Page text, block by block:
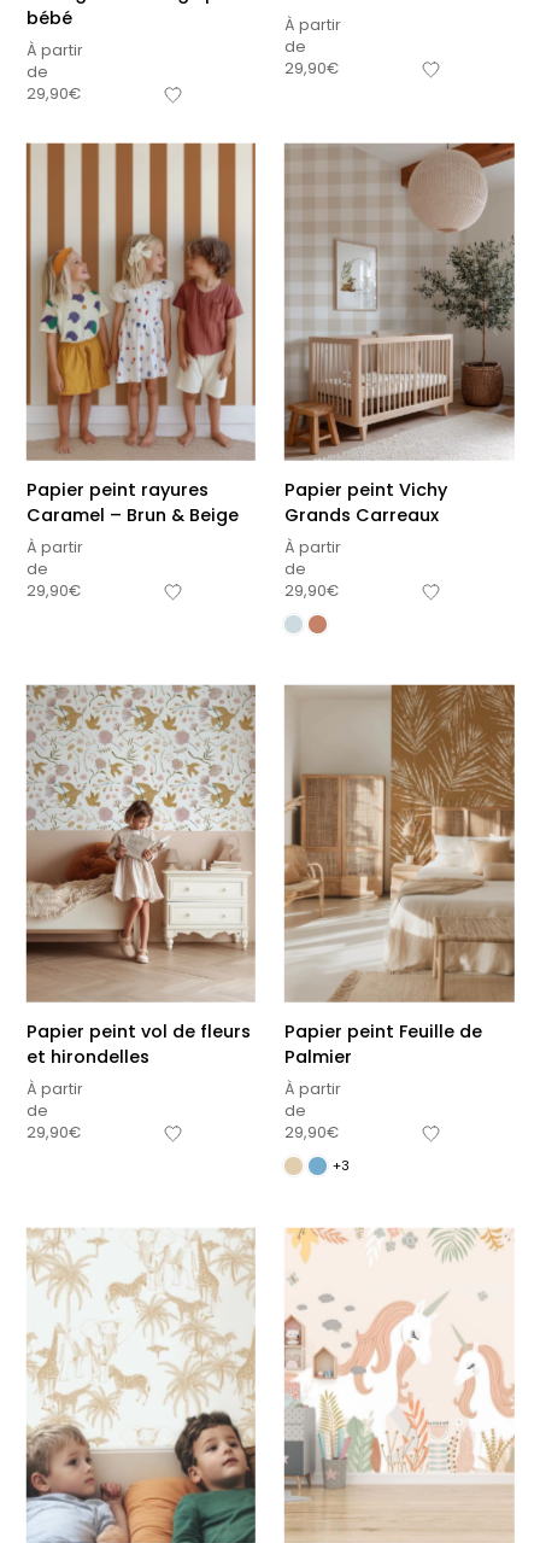
bébé
À partir
de
29,90€
À partir
de
29,90€
Papier peint rayures
Caramel – Brun & Beige
À partir
de
29,90€
Papier peint Vichy
Grands Carreaux
À partir
de
29,90€
Papier peint vol de fleurs
et hirondelles
À partir
de
29,90€
Papier peint Feuille de
Palmier
À partir
de
29,90€
+3